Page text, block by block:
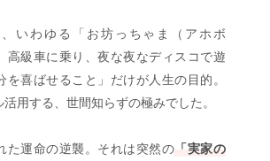
いわゆる「お坊っちゃま（アホボ
高級車に乗り、夜な夜なディスコで遊
を喜ばせること」だけが人生の目的。
用する、世間知らずの極みでした。
た運命の逆襲。それは突然の 「実家の